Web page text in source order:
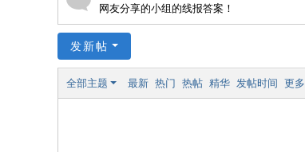
网友分享的小组的线报答案！
发新帖
全部主题 最新 热门 热帖 精华 发帖时间 更多